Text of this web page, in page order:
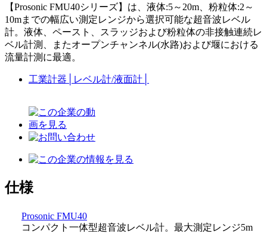
【Prosonic FMU40シリーズ】は、液体:5～20m、粉粒体:2～
10mまでの幅広い測定レンジから選択可能な超音波レベル
計。液体、ペースト、スラッジおよび粉粒体の非接触連続レ
ベル計測、またオープンチャンネル(水路)および堰における
流量計測に最適。
工業計器 レベル計/液面計
仕様
Prosonic FMU40
コンパクト一体型超音波レベル計。最大測定レンジ5m